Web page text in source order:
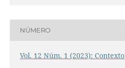
NÚMERO
Vol. 12 Núm. 1 (2023): Contexto